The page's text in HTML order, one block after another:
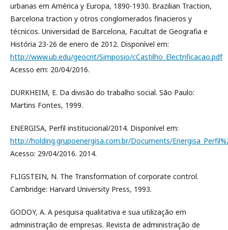
urbanas em América y Europa, 1890-1930. Brazilian Traction,
Barcelona traction y otros conglomerados finacieros y
técnicos. Universidad de Barcelona, Facultat de Geografia e
História 23-26 de enero de 2012. Disponível em:
http://www.ub.edu/geocrit/Simposio/cCastilho_Electrificacao.pdf
Acesso em: 20/04/2016.
DURKHEIM, E. Da divisão do trabalho social. São Paulo:
Martins Fontes, 1999.
ENERGISA, Perfil institucional/2014. Disponível em:
http://holding.grupoenergisa.com.br/Documents/
Acesso: 29/04/2016. 2014.
FLIGSTEIN, N. The Transformation of corporate control.
Cambridge: Harvard University Press, 1993.
GODOY, A. A pesquisa qualitativa e sua utilização em
administração de empresas. Revista de administração de